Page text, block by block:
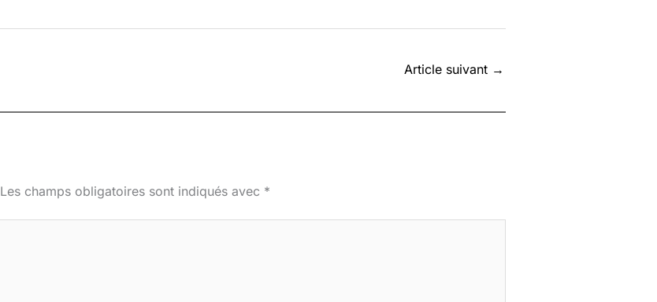
Article suivant →
Les champs obligatoires sont indiqués avec *